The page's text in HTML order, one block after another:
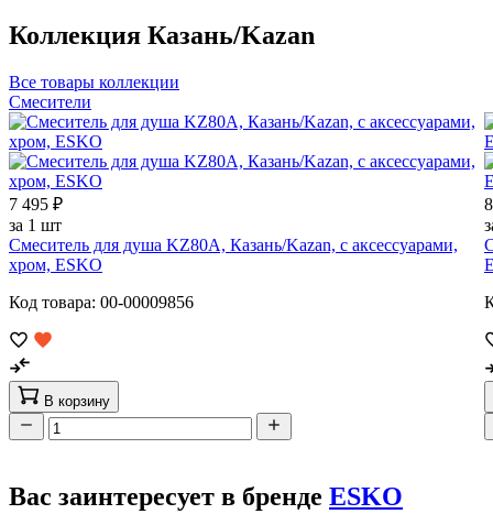
Коллекция Казань/Kazan
Все товары коллекции
Смесители
7 495 ₽
за 1 шт
Смеситель для душа KZ80A, Казань/Kazan, с аксессуарами,
хром, ESKO
Код товара: 00-00009856
В корзину
Вас заинтересует в бренде ESKO